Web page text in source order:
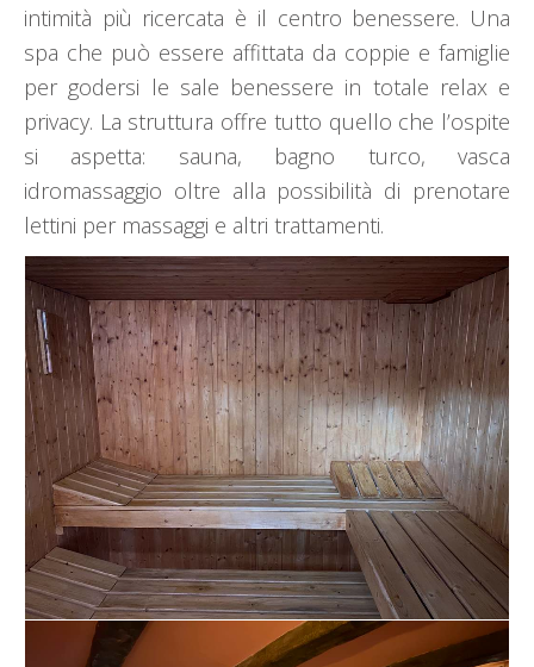
intimità più ricercata è il centro benessere. Una
spa che può essere affittata da coppie e famiglie
per godersi le sale benessere in totale relax e
privacy. La struttura offre tutto quello che l’ospite
si aspetta: sauna, bagno turco, vasca
idromassaggio oltre alla possibilità di prenotare
lettini per massaggi e altri trattamenti.